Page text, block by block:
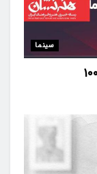
سینما